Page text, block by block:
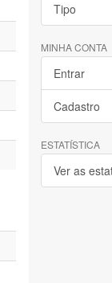
Tipo
MINHA CONTA
Entrar
Cadastro
ESTATÍSTICA
Ver as